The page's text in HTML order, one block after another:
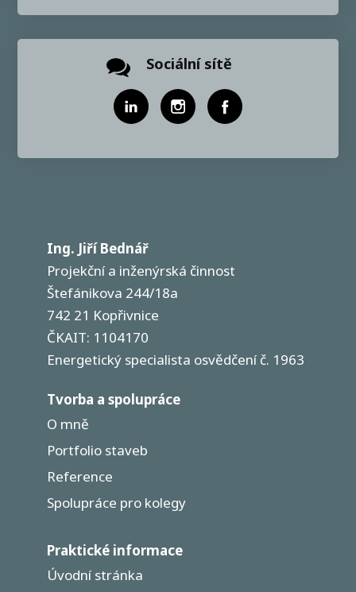
Sociální sítě
Ing. Jiří Bednář
Projekční a inženýrská činnost
Štefánikova 244/18a
742 21 Kopřivnice
ČKAIT: 1104170
Energetický specialista osvědčení č. 1963
Tvorba a spolupráce
O mně
Portfolio staveb
Reference
Spolupráce pro kolegy
Praktické informace
Úvodní stránka